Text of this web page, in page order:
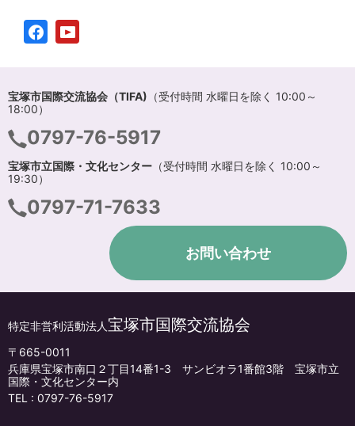
宝塚市国際交流協会（TIFA) （受付時間 水曜日を除く 10:00～
18:00）
0797-76-5917
宝塚市立国際・文化センター （受付時間 水曜日を除く 10:00～
19:30）
0797-71-7633
お問い合わせ
特定非営利活動法人宝塚市国際交流協会
〒665-0011
兵庫県宝塚市南口２丁目14番1-3 サンビオラ1番館3階 宝塚市立
国際・文化センター内
TEL : 0797-76-5917